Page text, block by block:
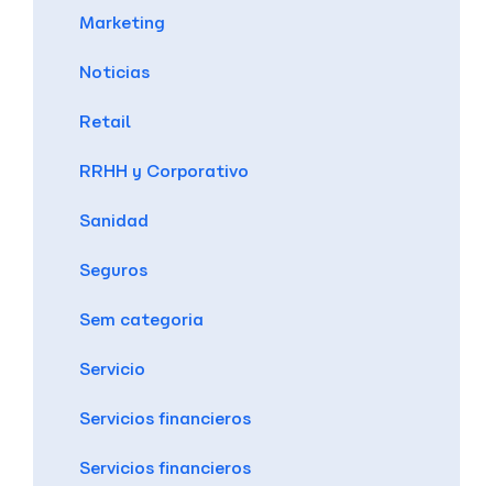
Marketing
Noticias
Retail
RRHH y Corporativo
Sanidad
Seguros
Sem categoria
Servicio
Servicios financieros
Servicios financieros